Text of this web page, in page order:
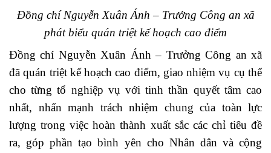
Đồng chí Nguyễn Xuân Ánh – Trưởng Công an xã
phát biểu quán triệt kế hoạch cao điểm
Đồng chí Nguyễn Xuân Ánh – Trưởng Công an xã
đã quán triệt kế hoạch cao điểm, giao nhiệm vụ cụ thể
cho từng tổ nghiệp vụ với tinh thần quyết tâm cao
nhất, nhấn mạnh trách nhiệm chung của toàn lực
lượng trong việc hoàn thành xuất sắc các chỉ tiêu đề
ra, góp phần tạo bình yên cho Nhân dân và cộng